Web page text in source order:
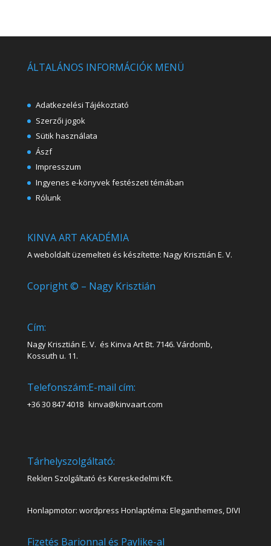
ÁLTALÁNOS INFORMÁCIÓK MENÜ
Adatkezelési Tájékoztató
Szerzői jogok
Sütik használata
Ászf
Impresszum
Ingyenes e-könyvek festészeti témában
Rólunk
KINVA ART AKADÉMIA
A weboldalt üzemelteti és készítette: Nagy Krisztián E. V.
Copright © – Nagy Krisztián
Cím:
Nagy Krisztián E. V. és Kinva Art Bt. 7146. Várdomb,
Kossuth u. 11.
Telefonszám:
+36 30 847 4018
E-mail cím:
kinva@kinvaart.com
Tárhelyszolgáltató:
Reklen Szolgáltató és Kereskedelmi Kft.
Honlapmotor: wordpress Honlaptéma: Eleganthemes, DIVI
Fizetés Barionnal és Paylike-al